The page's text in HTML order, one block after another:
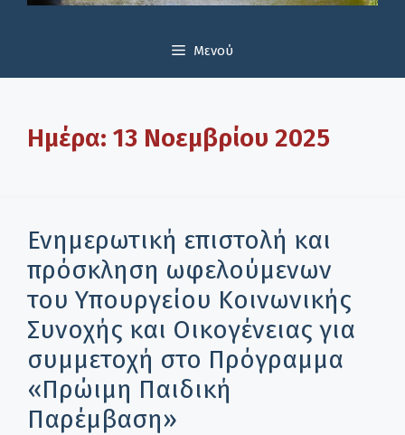
Μενού
Ημέρα: 13 Νοεμβρίου 2025
Ενημερωτική επιστολή και
πρόσκληση ωφελούμενων
του Υπουργείου Κοινωνικής
Συνοχής και Οικογένειας για
συμμετοχή στο Πρόγραμμα
«Πρώιμη Παιδική
Παρέμβαση»